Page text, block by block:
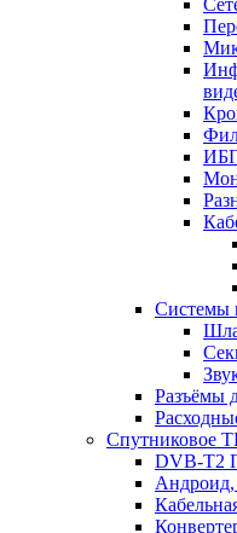
Системы
Разъёмы
Спутниковое
DVB-Т2
Андроид,